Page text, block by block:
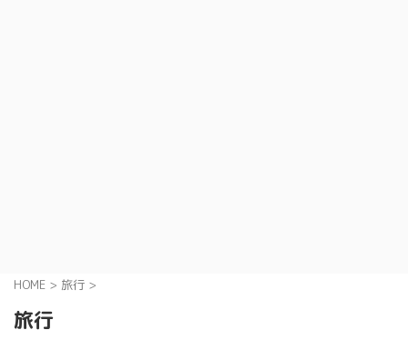
HOME > 旅行 >
旅行